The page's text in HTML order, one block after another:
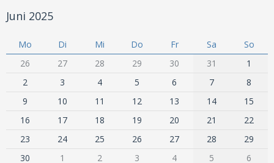
Juni 2025
Mo Di Mi Do Fr Sa
So
26
27 28 29 30 31
1
2
3 4 5 6 7
8
9
10 11 12 13 14
15
16
17 18 19 20 21
22
23
24 25 26 27 28
29
30
1 2 3 4 5 6